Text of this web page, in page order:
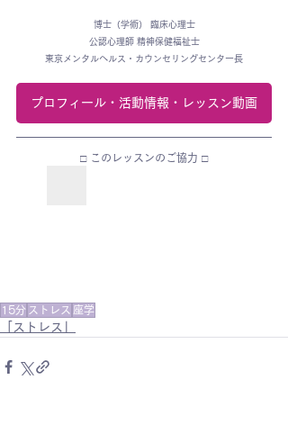
博士（学術） 臨床心理士
公認心理師 精神保健福祉士
東京メンタルヘルス・カウンセリングセンター長
プロフィール・活動情報・レッスン動画
□ このレッスンのご協力 □
15分 ストレス 座学
「ストレス」